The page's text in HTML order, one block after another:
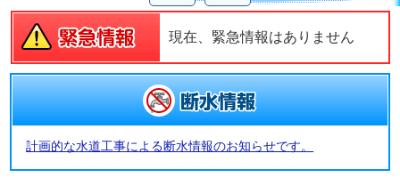
現在、緊急情報はありません
計画的な水道工事による断水情報のお知らせです。